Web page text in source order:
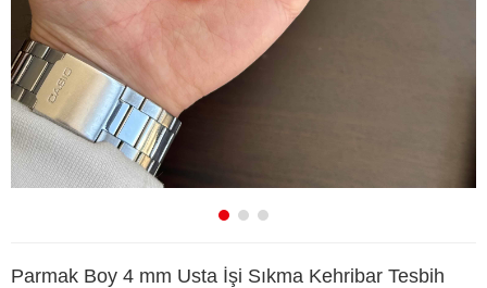
Parmak Boy 4 mm Usta İşi Sıkma Kehribar Tesbih